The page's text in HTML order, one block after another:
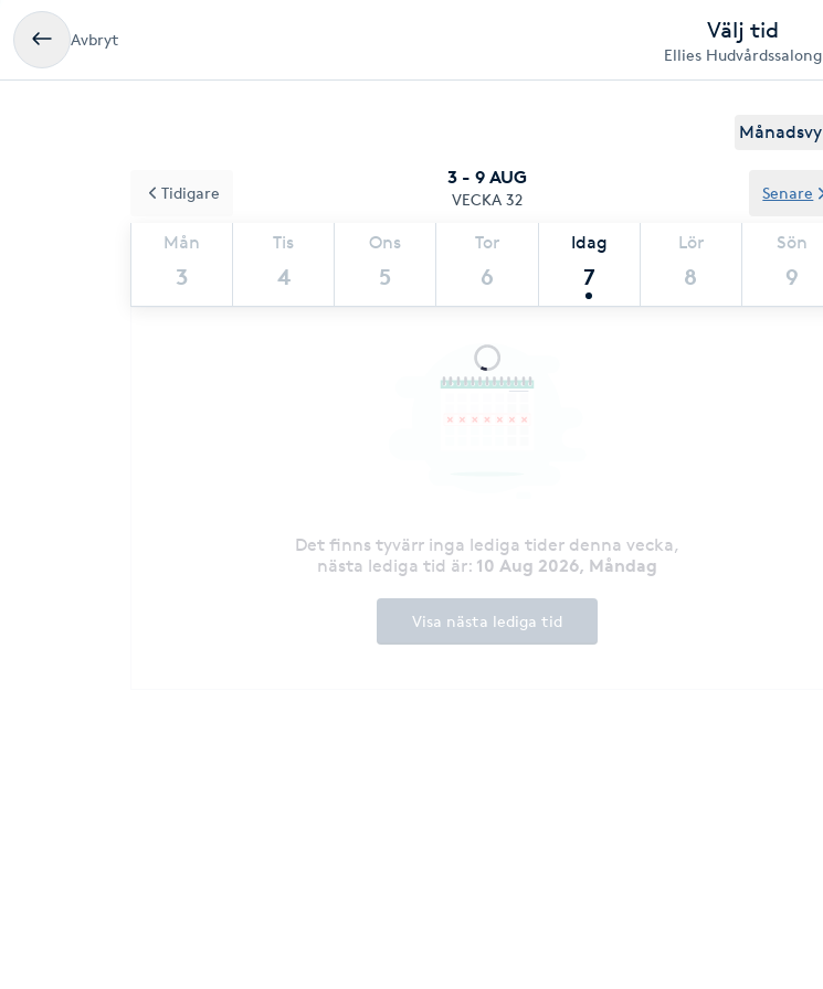
Avbryt Välj tid
Ellies Hudvårdssalong
Månadsvy
3 - 9 AUG
VECKA 32
Mån
3
Tis
4
Ons
5
Tor
6
Idag
7
Lör
8
Sön
9
Tidigare Senare
Det finns tyvärr inga lediga tider denna vecka,
nästa lediga tid är: 10 Aug 2026, Måndag
Visa nästa lediga tid